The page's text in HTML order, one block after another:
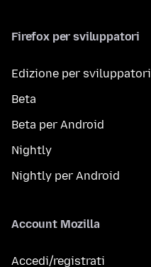
Firefox per sviluppatori
Edizione per sviluppatori
Beta
Beta per Android
Nightly
Nightly per Android
Account Mozilla
Accedi/registrati